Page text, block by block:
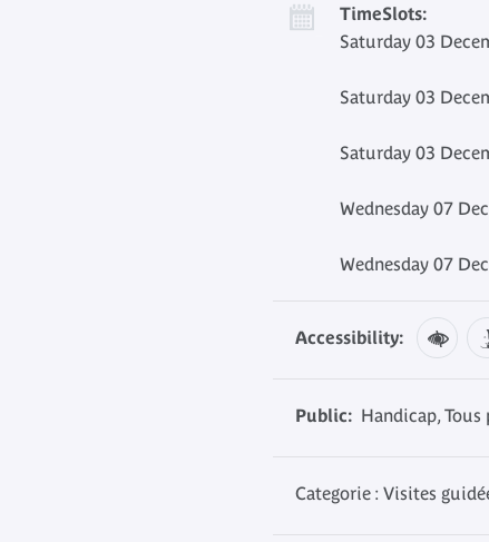
TimeSlots:
Saturday 03
Saturday 03
Saturday 03
Wednesday 07
Wednesday 07
Accessibility:
Public: Handicap,
Categorie : Visites